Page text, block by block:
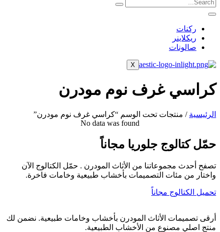
ركنات
ريكلاينر
صالونات
X
كراسي غرف نوم مودرن
الرئيسية / منتجات تحت الوسم “كراسي غرف نوم مودرن”
No data was found
حمّل كتالوج جلوريا مجاناً
تصفح أحدث مجموعاتنا من الأثاث المودرن . حمّل الكتالوج الآن
واختار من مئات التصميمات بأخشاب طبيعية وخامات فاخرة.
تحميل الكتالوج مجاناً
أرقى تصميمات الأثاث المودرن بأخشاب وخامات طبيعية. نضمن لك
منتج اصلي مصنوع من الأخشاب الطبيعية.